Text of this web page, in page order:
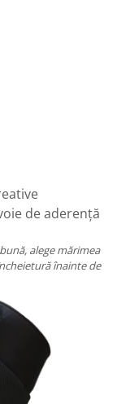
de aderență
alege mărimea
înainte de